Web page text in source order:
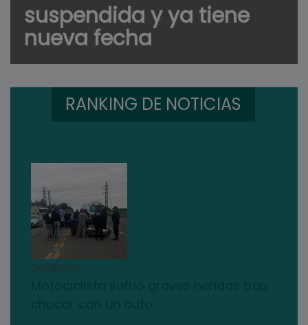
suspendida y ya tiene
nueva fecha
RANKING DE NOTICIAS
04/08/2026